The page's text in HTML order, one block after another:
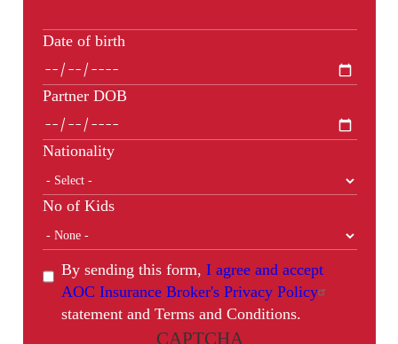
Date of birth
Partner DOB
Nationality
No of Kids
By sending this form, I agree and accept
AOC Insurance Broker's Privacy Policy
statement and Terms and Conditions.
CAPTCHA